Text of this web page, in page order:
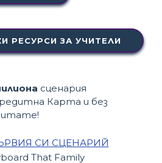
РЕСУРСИ ЗА УЧИТЕЛИ
сценария
Карта и без
СИ СЦЕНАРИЙ